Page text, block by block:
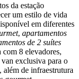
da estação
um estilo de vida
em diferentes
, apartamentos
de 2 suítes
8 elevadores,
van exclusiva para o
além de infraestrutura